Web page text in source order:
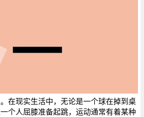
在现实生活中，无论是一个球在掉到桌
个人屈膝准备起跳，运动通常有着某种